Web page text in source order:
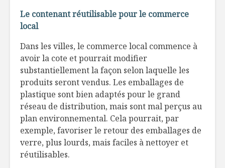
Le contenant réutilisable pour le commerce
local
Dans les villes, le commerce local commence à
avoir la cote et pourrait modifier
substantiellement la façon selon laquelle les
produits seront vendus. Les emballages de
plastique sont bien adaptés pour le grand
réseau de distribution, mais sont mal perçus au
plan environnemental. Cela pourrait, par
exemple, favoriser le retour des emballages de
verre, plus lourds, mais faciles à nettoyer et
réutilisables.